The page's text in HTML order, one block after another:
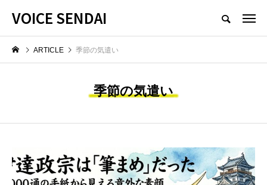
VOICE SENDAI
ARTICLE 季節の気遣い
季節の気遣い